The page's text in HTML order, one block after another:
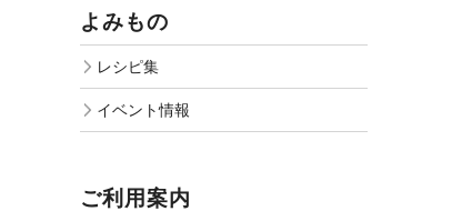
よみもの
レシピ集
イベント情報
ご利用案内